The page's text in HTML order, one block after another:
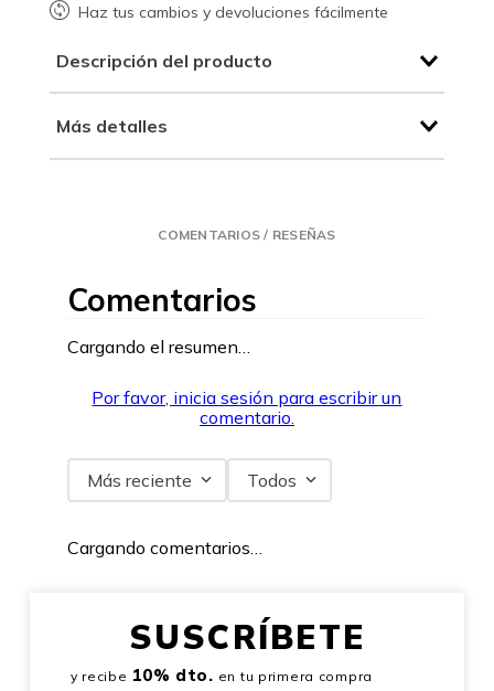
Haz tus cambios y devoluciones fácilmente
Descripción del producto
Más detalles
COMENTARIOS / RESEÑAS
Comentarios
Cargando el resumen…
Por favor, inicia sesión para escribir un
comentario.
Más reciente Todos
Cargando comentarios…
SUSCRÍBETE
y recibe 10% dto. en tu primera compra